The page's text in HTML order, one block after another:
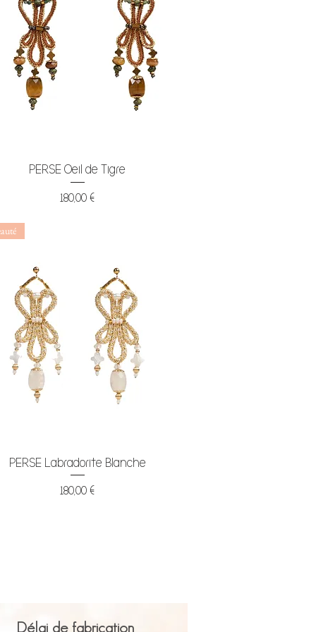
Aperçu rapide
PERSE Oeil de Tigre
Prix
180,00 €
Aperçu rapide
PERSE Labradorite Blanche
Prix
180,00 €
Délai de fabrication